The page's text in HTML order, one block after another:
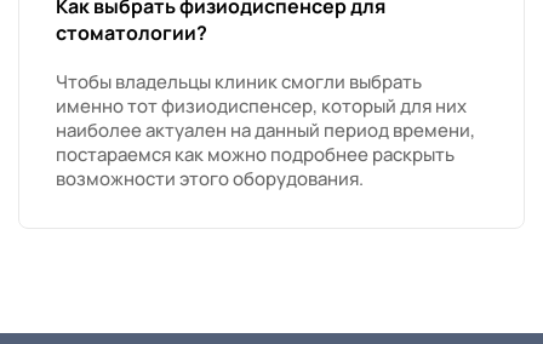
Как выбрать физиодиспенсер для
стоматологии?
Чтобы владельцы клиник смогли выбрать
именно тот физиодиспенсер, который для них
наиболее актуален на данный период времени,
постараемся как можно подробнее раскрыть
возможности этого оборудования.